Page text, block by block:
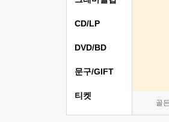
골
CD/LP
DVD/BD
문구/GIFT
티켓